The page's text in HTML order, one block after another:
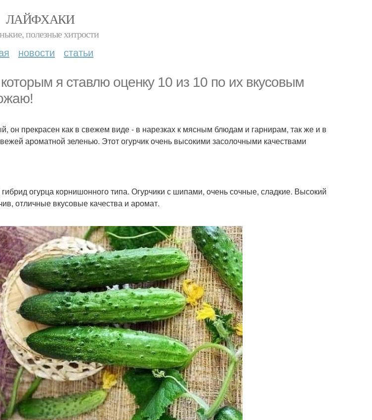
ЛАЙФХАКИ
полезные хитрости
новости статьи
я ставлю оценку 10 из 10 по их вкусовым
он прекрасен как в свежем виде - в нарезках к мясным блюдам и гарнирам, так же и в
ароматной зеленью. Этот огурчик очень высокими засолочными качествами
огурца корнишонного типа. Огурчики с шипами, очень сочные, сладкие. Высокий
отличные вкусовые качества и аромат.